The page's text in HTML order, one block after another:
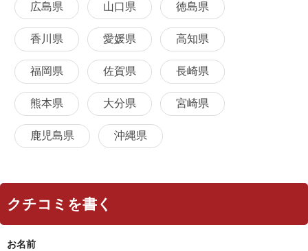
広島県 山口県 徳島県
香川県 愛媛県 高知県
福岡県 佐賀県 長崎県
熊本県 大分県 宮崎県
鹿児島県 沖縄県
クチコミを書く
お名前